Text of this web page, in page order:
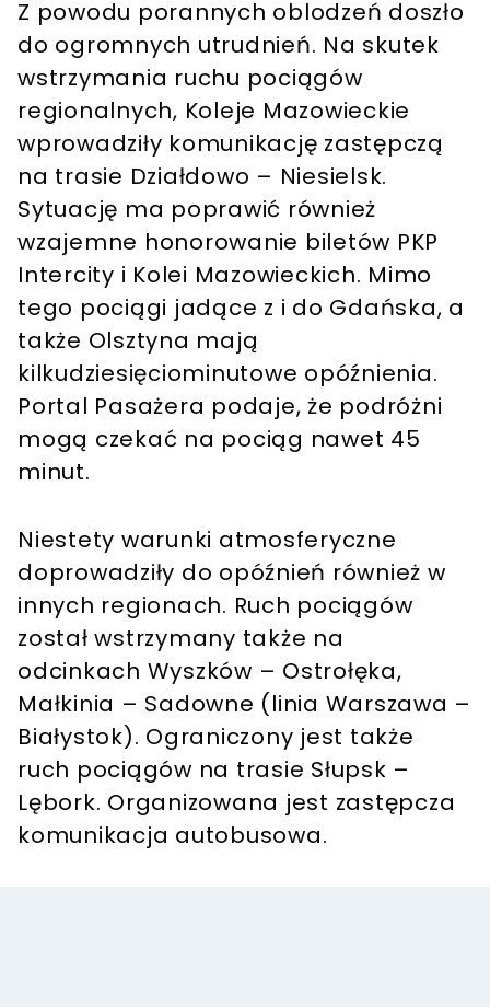
Z powodu porannych oblodzeń doszło
do ogromnych utrudnień. Na skutek
wstrzymania ruchu pociągów
regionalnych, Koleje Mazowieckie
wprowadziły komunikację zastępczą
na trasie Działdowo – Niesielsk.
Sytuację ma poprawić również
wzajemne honorowanie biletów PKP
Intercity i Kolei Mazowieckich. Mimo
tego pociągi jadące z i do Gdańska, a
także Olsztyna mają
kilkudziesięciominutowe opóźnienia.
Portal Pasażera podaje, że podróżni
mogą czekać na pociąg nawet 45
minut.
Niestety warunki atmosferyczne
doprowadziły do opóźnień również w
innych regionach. Ruch pociągów
został wstrzymany także na
odcinkach Wyszków – Ostrołęka,
Małkinia – Sadowne (linia Warszawa –
Białystok). Ograniczony jest także
ruch pociągów na trasie Słupsk –
Lębork. Organizowana jest zastępcza
komunikacja autobusowa.